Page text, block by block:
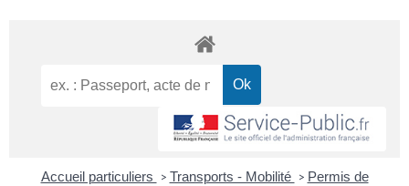
Accueil particuliers > Transports - Mobilité > Permis de